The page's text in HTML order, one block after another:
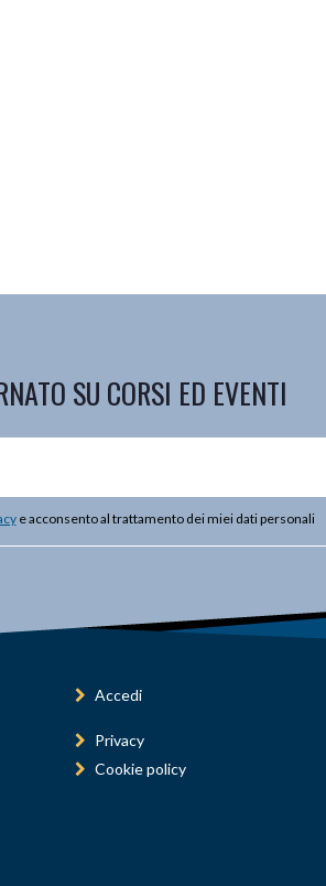
SU CORSI ED EVENTI
e acconsento al trattamento dei miei dati personali
Accedi
Privacy
Cookie policy